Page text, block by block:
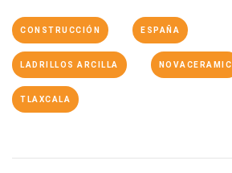
CONSTRUCCIÓN ESPAÑA
LADRILLOS ARCILLA NOVACERAMIC
TLAXCALA